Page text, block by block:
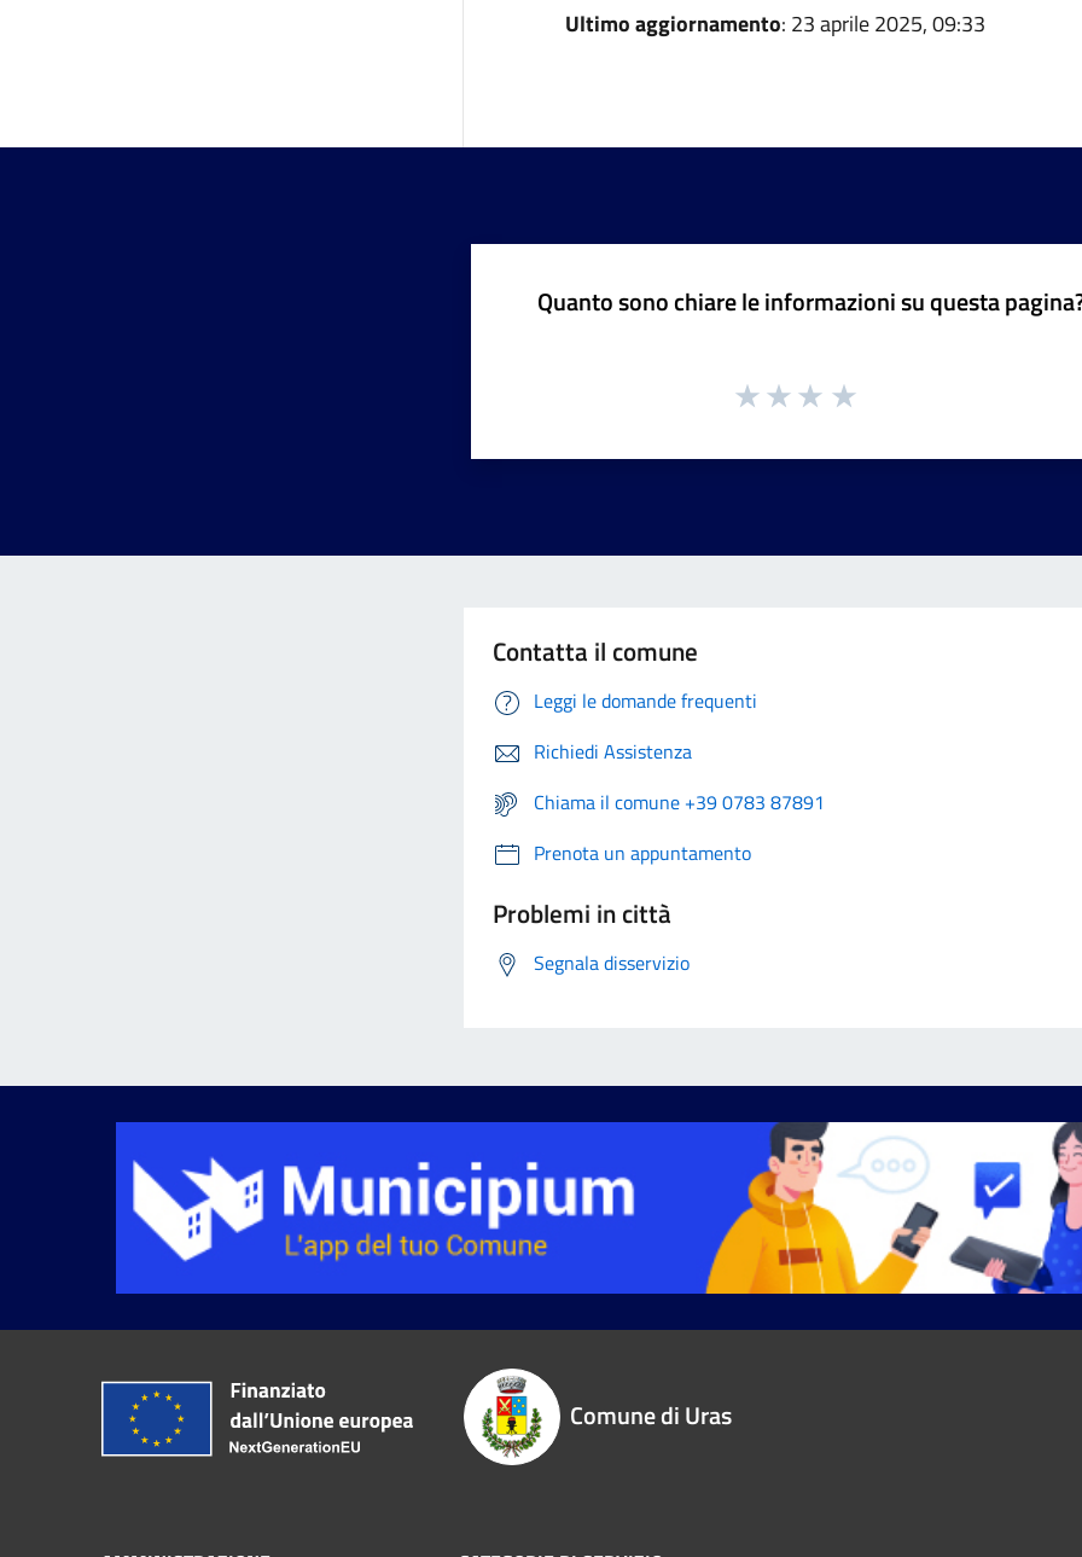
Ultimo aggiornamento: 23 aprile 2025, 09:33
Quanto sono chiare le informazioni su questa
Contatta il comune
Leggi le domande frequenti
Richiedi Assistenza
Chiama il comune +39 0783 87891
Prenota un appuntamento
Problemi in città
Segnala disservizio
Comune di Uras